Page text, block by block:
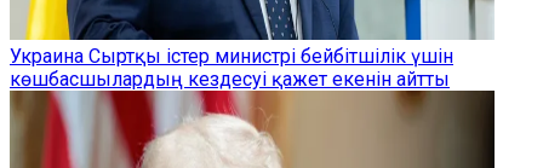
Украина Сыртқы істер министрі бейбітшілік үшін
көшбасшылардың кездесуі қажет екенін айтты